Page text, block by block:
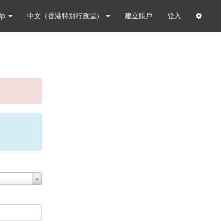
中文（香港特別行政區） 建立賬戶 登入